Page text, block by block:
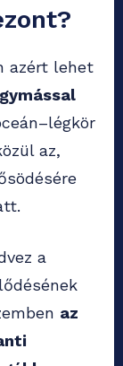
azért lehet
az,
a
az